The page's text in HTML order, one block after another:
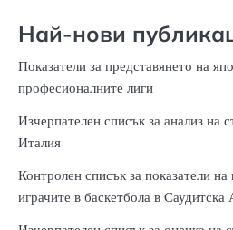
Най-нови
Показатели за представянето на
професионалните лиги
Изчерпателен списък за анализ на
Италия
Контролен списък за показатели
играчите в баскетбола в Саудитска